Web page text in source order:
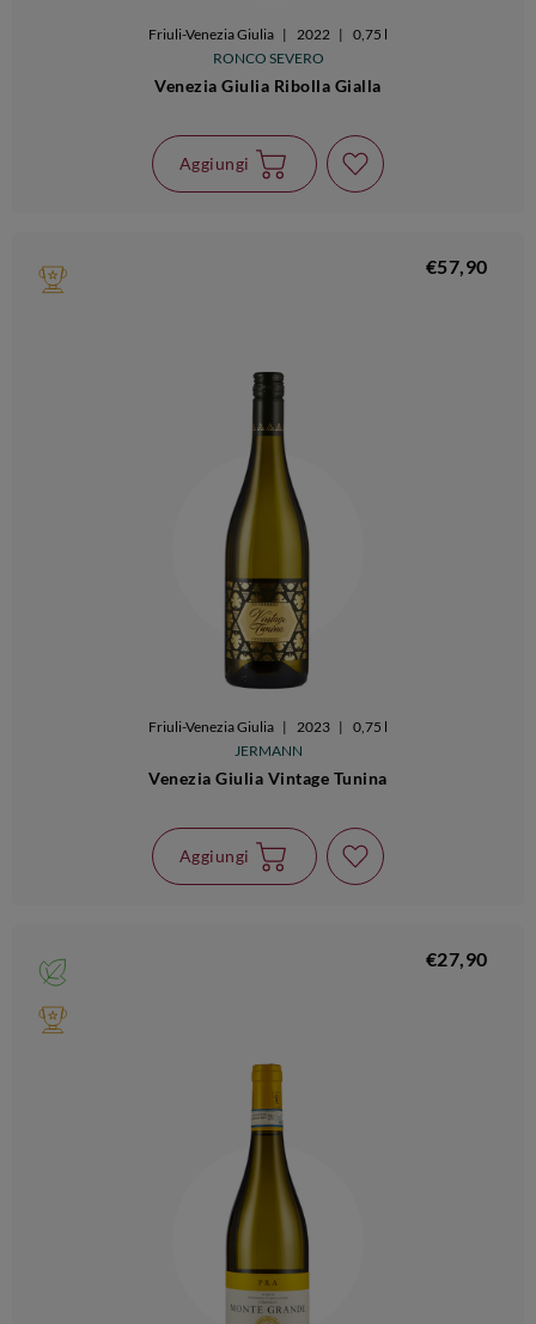
Friuli-Venezia Giulia | 2022 |
0,75 l
RONCO SEVERO
Venezia Giulia Ribolla Gialla
Aggiungi
€57,90
Friuli-Venezia Giulia | 2023 |
0,75 l
JERMANN
Venezia Giulia Vintage Tunina
Aggiungi
€27,90